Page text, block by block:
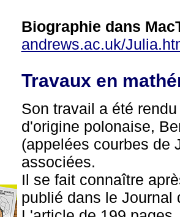
Biographie dans
andrews.ac.uk/
Travaux en
Son travail a été
d'origine polonaise,
(appelées courbes de
associées.
Il se fait connaître
publié dans le Journal